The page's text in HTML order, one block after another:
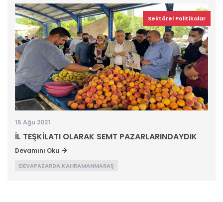
Sektörel Politikalar
15 Ağu 2021
İL TEŞKİLATI OLARAK SEMT PAZARLARINDAYDIK
Devamını Oku
DEVAPAZARDA KAHRAMANMARAŞ